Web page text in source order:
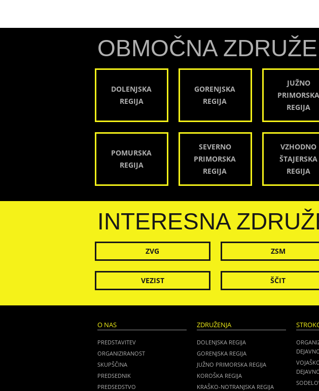
OBMOČNA
DOLENJSKA
REGIJA
GORENJSKA
REGIJA
JUŽNO
PRIMORSKA
REGIJA
POMURSKA
REGIJA
SEVERNO
PRIMORSKA
REGIJA
VZHODNO
ŠTAJERSKA
REGIJA
INTERESNA
ZVG ZSM
VEZIST ŠČIT
O NAS
PREDSTAVITEV
ORGANIZIRANOST
SKUPŠČINA
PREDSEDNIK
PREDSEDSTVO
ZDRUŽENJA
DOLENJSKA REGIJA
GORENJSKA REGIJA
JUŽNO PRIMORSKA REGIJA
KOROŠKA REGIJA
KRAŠKO-NOTRANJSKA REGIJA